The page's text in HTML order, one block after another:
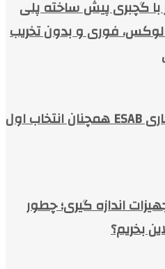
با گچبری پیش ساخته پلی
لوکس، فوری و بدون تخریب
چرا محصولات جوشکاری ESAB همچنان انتخاب اول
اندازه گیری؛ چطور
بخریم؟